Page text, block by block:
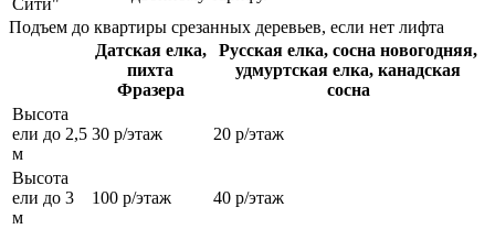
Сити"
Подъем до квартиры срезанных деревьев, если нет лифта
Датская елка,
пихта
Фразера
Русская елка, сосна новогодняя,
удмуртская елка, канадская
сосна
Высота
ели до 2,5
м
30 р/этаж 20 р/этаж
Высота
ели до 3
м
100 р/этаж 40 р/этаж